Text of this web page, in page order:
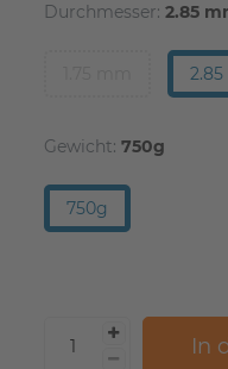
Durchmesser: 2.85
Gewicht: 750g
750g
In